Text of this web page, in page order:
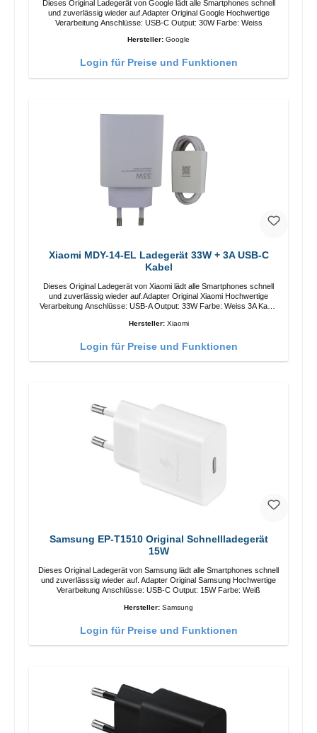
Dieses Original Ladegerät von Google lädt alle Smartphones schnell
und zuverlässig wieder auf.Adapter Original Google Hochwertige
Verarbeitung Anschlüsse: USB-C Output: 30W Farbe: Weiss
Hersteller: Google
Login für Preise und Funktionen
Xiaomi MDY-14-EL Ladegerät 33W + 3A USB-C
Kabel
Dieses Original Ladegerät von Xiaomi lädt alle Smartphones schnell
und zuverlässig wieder auf.Adapter Original Xiaomi Hochwertige
Verarbeitung Anschlüsse: USB-A Output: 33W Farbe: Weiss 3A Kabel
Hersteller: Xiaomi
Login für Preise und Funktionen
Samsung EP-T1510 Original Schnellladegerät
15W
Dieses Original Ladegerät von Samsung lädt alle Smartphones schnell
und zuverlässsig wieder auf. Adapter Original Samsung Hochwertige
Verarbeitung Anschlüsse: USB-C Output: 15W Farbe: Weiß
Hersteller: Samsung
Login für Preise und Funktionen